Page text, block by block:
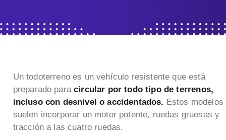
Un todoterreno es un vehículo resistente que está
preparado paracircular por todo tipo de terrenos,
incluso con desnivel o accidentados. Estos modelos
suelen incorporar un motor potente, ruedas gruesas y
tracción a las cuatro ruedas.